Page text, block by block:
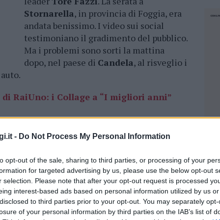
- Do Not Process My Personal Information
opt-out of the sale, sharing to third parties, or processing of your
for targeted advertising by us, please use the below opt-out
selection. Please note that after your opt-out request is processed
interest-based ads based on personal information utilized by us
to third parties prior to your opt-out. You may separately
of your personal information by third parties on the IAB’s list of
Stornarella, in provincia di Foggia, era
andata benissimo. I video sui social
testimoniano il gradimento del pubblico.
Ma i problemi sono sorti la mattina
dopo, nel paese di Candela, al risveglio i
RaiUno: i Collage a “I migliori anni”
c’era più – racconta Tore Fazzi dal treno
c’era un basso che mi son fatto costruire
“Tu mi rubi l’anima” soffre per il furto.
usarlo da nessuna parte perchéc’è
il tastierista Fabio Nicosia. “Nell’auto aveva